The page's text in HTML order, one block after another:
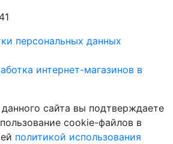
интернет-магазинов в
персональных данных
сайта вы подтверждаете
cookie-файлов в
политикой использования